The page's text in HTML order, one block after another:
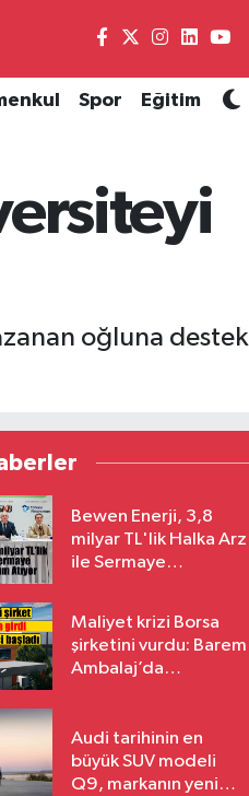
Spor Eğitim
oğluna destek
Bewen Enerji, 3,8
milyar TL'lik Halka Arz
ile Sermaye
Maliyet krizi Borsa
şirketini vurdu: Barem
Ambalaj’da
Audi tarihinin en
büyük SUV modeli
Q9, markanın yeni